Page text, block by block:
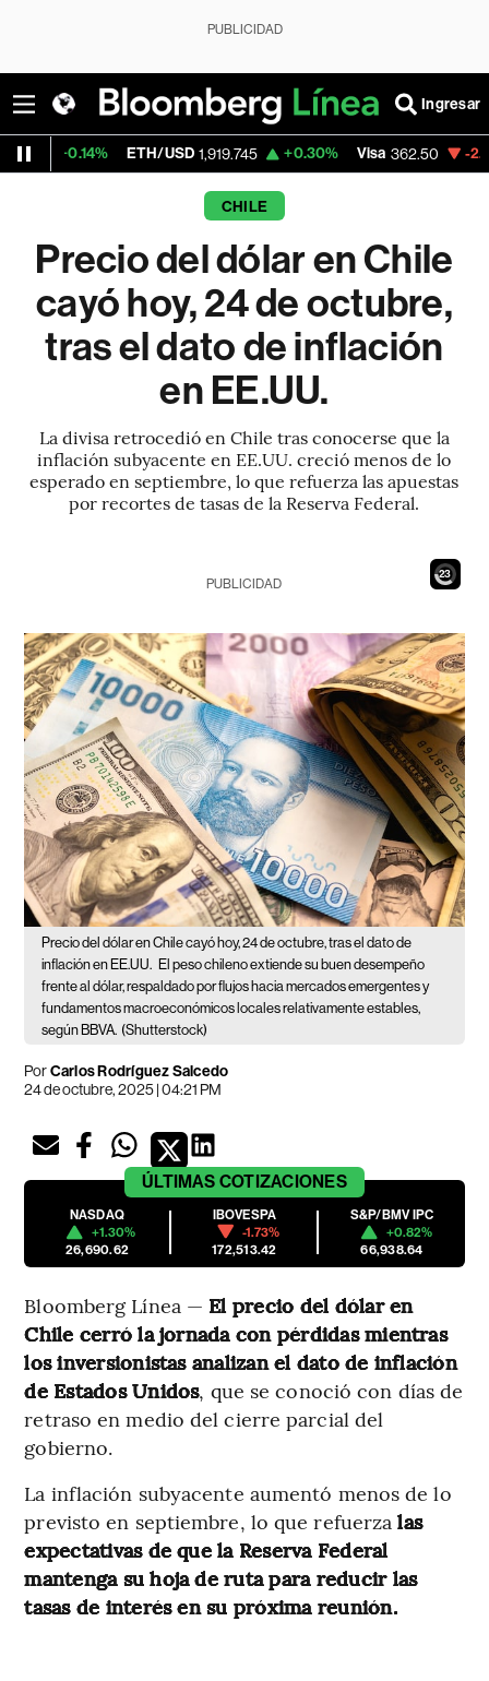
PUBLICIDAD
Ingresar
ETH/USD 1,919.745 +0.30% Visa 362.50 -2.15%
CHILE
Precio del dólar en Chile
cayó hoy, 24 de octubre,
tras el dato de inflación
en EE.UU.
La divisa retrocedió en Chile tras conocerse que la
inflación subyacente en EE.UU. creció menos de lo
esperado en septiembre, lo que refuerza las apuestas
por recortes de tasas de la Reserva Federal.
21
PUBLICIDAD
Precio del dólar en Chile cayó hoy, 24 de octubre, tras el dato de
inflación en EE.UU. El peso chileno extiende su buen desempeño
frente al dólar, respaldado por flujos hacia mercados emergentes y
fundamentos macroeconómicos locales relativamente estables,
según BBVA. (Shutterstock)
PorCarlos Rodríguez Salcedo
24 de octubre, 2025 | 04:21 PM
ÚLTIMAS COTIZACIONES
NASDAQ
+1.30%
26,690.62
IBOVESPA
-1.73%
172,513.42
S&P/BMV IPC
+0.82%
66,938.64
Bloomberg Línea — El precio del dólar en
Chile cerró la jornada con pérdidas mientras
los inversionistas analizan el dato de inflación
de Estados Unidos, que se conoció con días de
retraso en medio del cierre parcial del
gobierno.
La inflación subyacente aumentó menos de lo
previsto en septiembre, lo que refuerzalas
expectativas de que la Reserva Federal
mantenga su hoja de ruta para reducir las
tasas de interés en su próxima reunión.